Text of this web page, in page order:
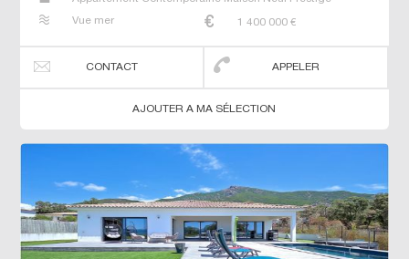
Vue mer
1 400 000 €
CONTACT APPELER
AJOUTER A MA SÉLECTION